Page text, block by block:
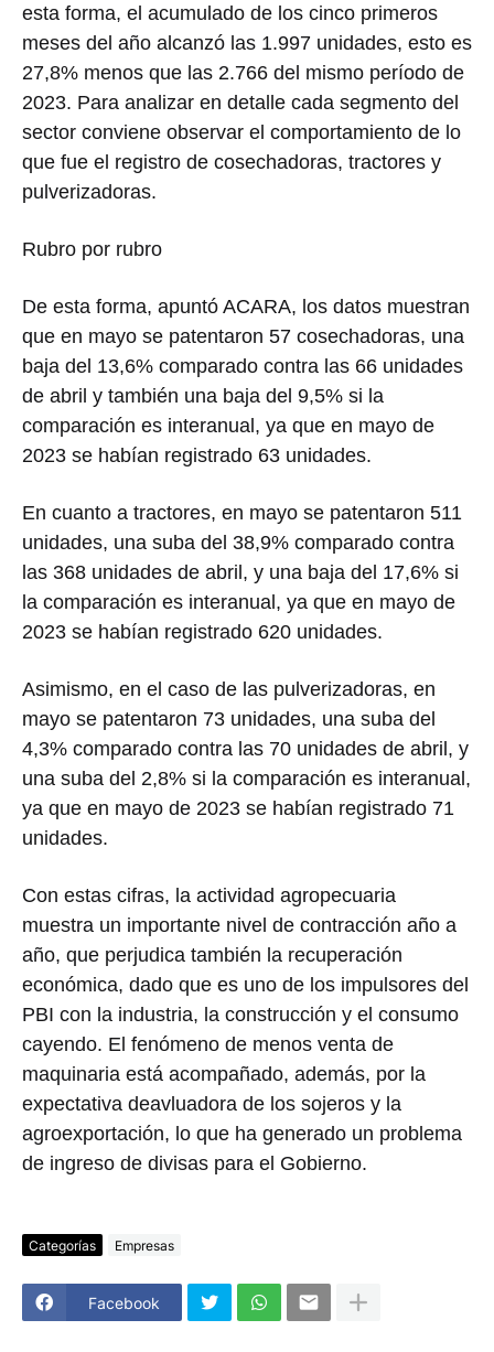
esta forma, el acumulado de los cinco primeros
meses del año alcanzó las 1.997 unidades, esto es
27,8% menos que las 2.766 del mismo período de
2023. Para analizar en detalle cada segmento del
sector conviene observar el comportamiento de lo
que fue el registro de cosechadoras, tractores y
pulverizadoras.
Rubro por rubro
De esta forma, apuntó ACARA, los datos muestran
que en mayo se patentaron 57 cosechadoras, una
baja del 13,6% comparado contra las 66 unidades
de abril y también una baja del 9,5% si la
comparación es interanual, ya que en mayo de
2023 se habían registrado 63 unidades.
En cuanto a tractores, en mayo se patentaron 511
unidades, una suba del 38,9% comparado contra
las 368 unidades de abril, y una baja del 17,6% si
la comparación es interanual, ya que en mayo de
2023 se habían registrado 620 unidades.
Asimismo, en el caso de las pulverizadoras, en
mayo se patentaron 73 unidades, una suba del
4,3% comparado contra las 70 unidades de abril, y
una suba del 2,8% si la comparación es interanual,
ya que en mayo de 2023 se habían registrado 71
unidades.
Con estas cifras, la actividad agropecuaria
muestra un importante nivel de contracción año a
año, que perjudica también la recuperación
económica, dado que es uno de los impulsores del
PBI con la industria, la construcción y el consumo
cayendo. El fenómeno de menos venta de
maquinaria está acompañado, además, por la
expectativa deavluadora de los sojeros y la
agroexportación, lo que ha generado un problema
de ingreso de divisas para el Gobierno.
Categorías Empresas
Facebook